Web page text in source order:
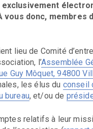
vous donc,
lieu de Comité
l’Assemblée
Guy Môquet, 94800
les élus du conseil
bureau, et/ou de
relatifs à leur